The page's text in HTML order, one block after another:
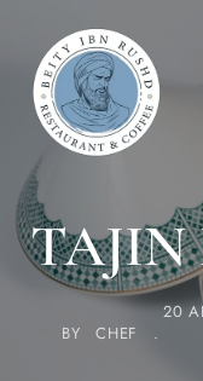
TAJIN
BY CHEF
20